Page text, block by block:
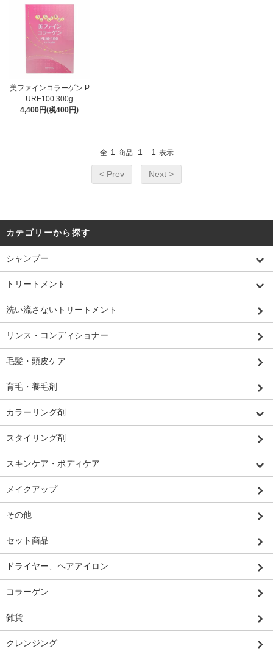
美ファインコラーゲン P
URE100 300g
4,400円(税400円)
全 1 商品 1 - 1 表示
< Prev Next >
カテゴリーから探す
シャンプー
トリートメント
洗い流さないトリートメント
リンス・コンディショナー
毛髪・頭皮ケア
育毛・養毛剤
カラーリング剤
スタイリング剤
スキンケア・ボディケア
メイクアップ
その他
セット商品
ドライヤー、ヘアアイロン
コラーゲン
雑貨
クレンジング